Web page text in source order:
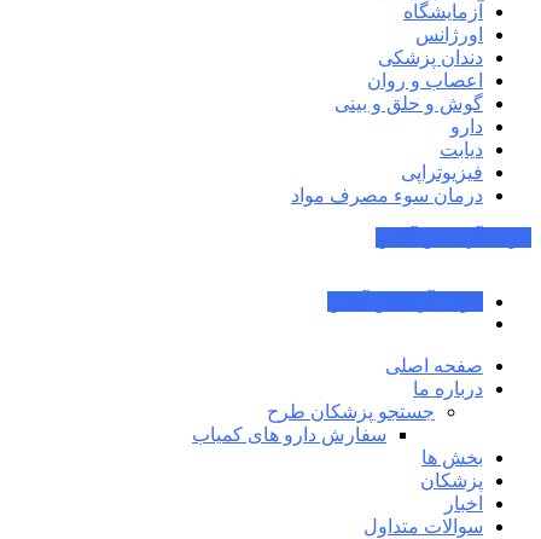
آزمایشگاه
اورژانس
دندان پزشکی
اعصاب و روان
گوش و حلق و بینی
دارو
دیابت
فیزیوتراپی
درمان سوء مصرف مواد
صفحه اصلی
درباره ما
جستجو پزشکان طرح
سفارش دارو های کمیاب
بخش ها
پزشکان
اخبار
سوالات متداول